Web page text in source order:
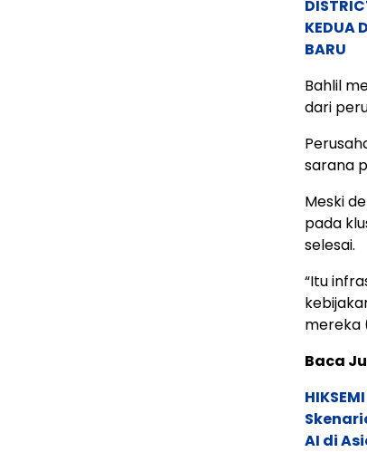
KEDUA
BARU
Bahlil
dari
sarana
Meski
pada
selesai.
“Itu
mereka
Baca
AI di